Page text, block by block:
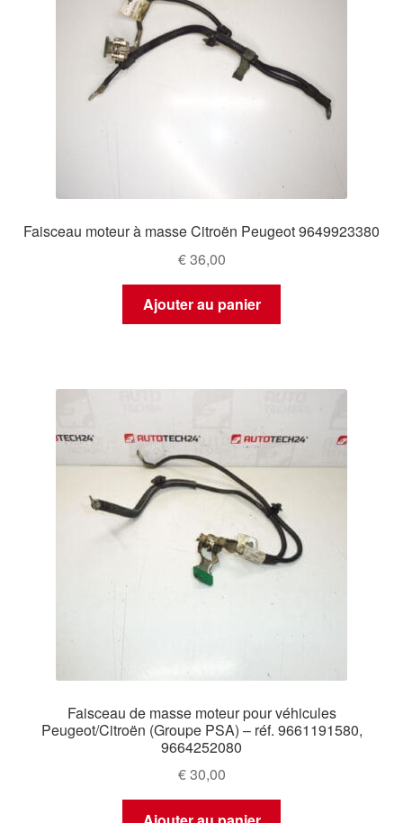
Faisceau moteur à masse Citroën Peugeot 9649923380
€36,00
Ajouter au panier
Faisceau de masse moteur pour véhicules
Peugeot/Citroën (Groupe PSA) – réf. 9661191580,
9664252080
€30,00